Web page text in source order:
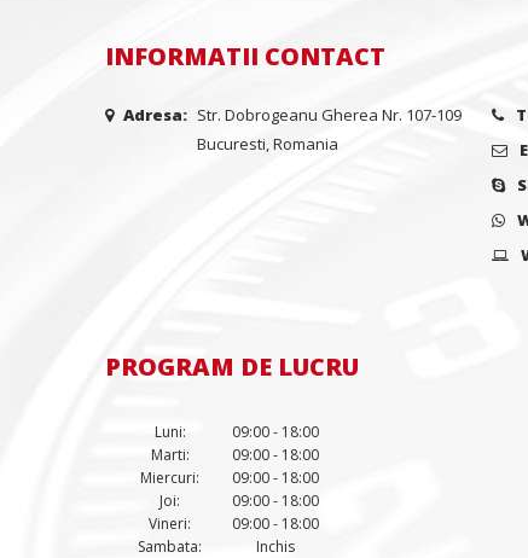
INFORMATII CONTACT
Adresa: Str. Dobrogeanu Gherea Nr. 107-109
Bucuresti, Romania
PROGRAM DE LUCRU
Luni:
09:00 - 18:00
Marti:
09:00 - 18:00
Miercuri:
09:00 - 18:00
Joi:
09:00 - 18:00
Vineri:
09:00 - 18:00
Sambata:
Inchis